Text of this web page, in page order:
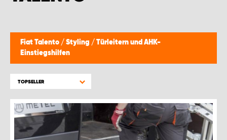
Fiat Talento / Styling / Türleitern und AHK-
Einstiegshilfen
TOPSELLER
WORK SYSTEM LIMBURG-KEMPEN
WORK SYSTEM WORK SYSTEM BRÜGGE